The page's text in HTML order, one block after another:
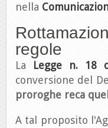
nella
regole
La Legge n. 18
conversione del
proroghe reca
A tal proposito